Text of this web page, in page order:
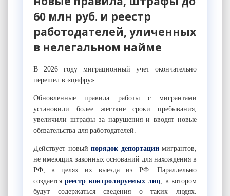
60 млн руб. и реестр
работодателей, уличенных
в нелегальном найме
В 2026 году миграционный учет окончательно
перешел в «цифру».
Обновленные правила работы с мигрантами
установили более жесткие сроки пребывания,
увеличили штрафы за нарушения и вводят новые
обязательства для работодателей.
Действует новый порядок депортации мигрантов,
не имеющих законных оснований для нахождения в
РФ, в целях их выезда из РФ. Параллельно
создаетсяреестр контролируемых лиц , в котором
будут содержаться сведения о таких людях.